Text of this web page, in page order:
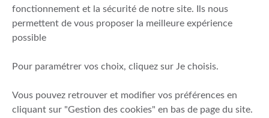
Politique de meilleure sélection
Politique de durabilité
Fonds de garantie des dépôts et de résolution
Mentions légales
Prévention de la fraude
fonctionnement et la sécurité de notre site. Ils nous
permettent de vous proposer la meilleure expérience
possible
Pour paramétrer vos choix, cliquez sur Je choisis.
Vous pouvez retrouver et modifier vos préférences en
cliquant sur "Gestion des cookies" en bas de page du site.